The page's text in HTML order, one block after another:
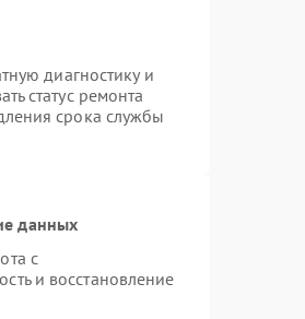
диагностику и
статус ремонта
срока службы
данных
с
и восстановление